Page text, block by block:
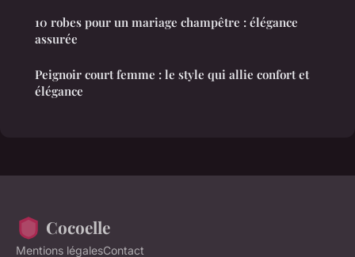
10 robes pour un mariage champêtre : élégance
assurée
Peignoir court femme : le style qui allie confort et
élégance
Cocoelle
Mentions légalesContact